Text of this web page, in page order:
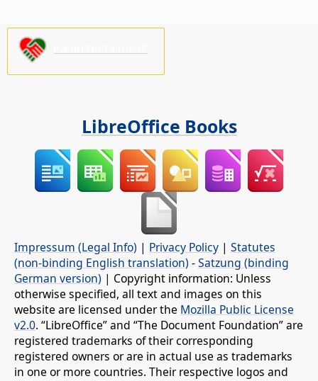
LibreOffice Books
Impressum (Legal Info) | Privacy Policy | Statutes
(non-binding English translation) -Satzung (binding
German version) | Copyright information: Unless
otherwise specified, all text and images on this
website are licensed under the Mozilla Public License
v2.0. “LibreOffice” and “The Document Foundation” are
registered trademarks of their corresponding
registered owners or are in actual use as trademarks
in one or more countries. Their respective logos and